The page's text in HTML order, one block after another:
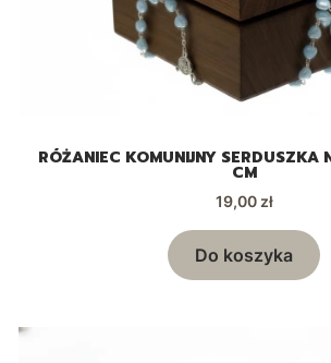
RÓŻANIEC KOMUNIJNY SERDUSZKA
CM
Cena
19,00 zł
Do koszyka